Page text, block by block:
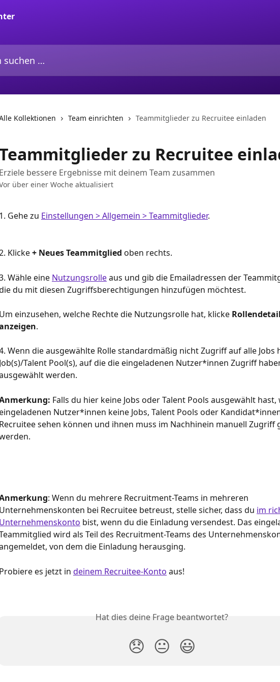
Kollektionen Team einrichten Teammitglieder zu Recruitee einladen
zu Recruitee
Erziele bessere Ergebnisse mit deinem Team zusammen
über einer Woche aktualisiert
1. Gehe zu Einstellungen > Allgemein > Teammitglieder.
Klicke + Neues Teammitglied oben rechts.
Wähle eine Nutzungsrolle aus und gib die Emailadressen der
du mit diesen Zugriffsberechtigungen hinzufügen möchtest.
Um einzusehen, welche Rechte die Nutzungsrolle hat, klicke
.
Wenn die ausgewählte Rolle standardmäßig nicht Zugriff auf alle Jobs
Job(s)/Talent Pool(s), auf die die eingeladenen Nutzer*innen Zugriff
werden.
Falls du hier keine Jobs oder Talent Pools ausgewählt
Nutzer*innen keine Jobs, Talent Pools oder
Recruitee sehen können und ihnen muss im Nachhinein manuell Zugriff
: Wenn du mehrere Recruitment-Teams in mehreren
Unternehmenskonten bei Recruitee betreust, stelle sicher, dass du im
Unternehmenskonto bist, wenn du die Einladung versendest. Das
wird als Teil des Recruitment-Teams des
von dem die Einladung herausging.
Probiere es jetzt in deinem Recruitee-Konto aus!
Hat dies deine Frage beantwortet?
😞 😐 😃